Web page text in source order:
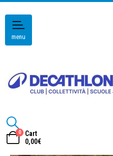
menu
0
Cart
0,00€